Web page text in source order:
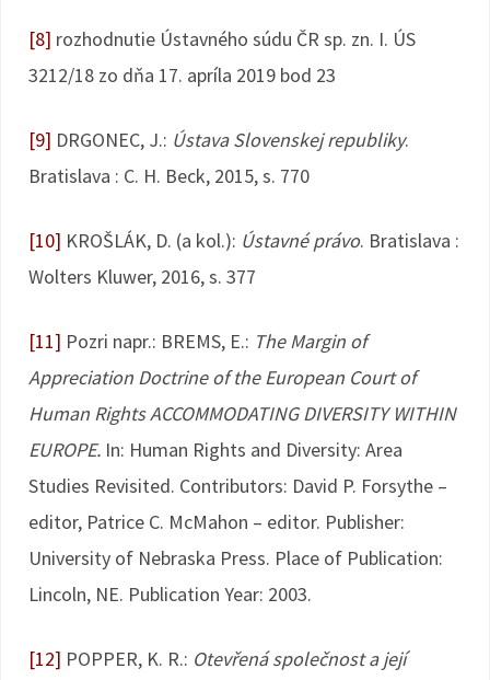
[8] rozhodnutie Ústavného súdu ČR sp. zn. I. ÚS
3212/18 zo dňa 17. apríla 2019 bod 23
[9] DRGONEC, J.: Ústava Slovenskej republiky.
Bratislava : C. H. Beck, 2015, s. 770
[10] KROŠLÁK, D. (a kol.): Ústavné právo. Bratislava :
Wolters Kluwer, 2016, s. 377
[11] Pozri napr.: BREMS, E.: The Margin of
Appreciation Doctrine of the European Court of
Human Rights ACCOMMODATING DIVERSITY WITHIN
EUROPE. In: Human Rights and Diversity: Area
Studies Revisited. Contributors: David P. Forsythe –
editor, Patrice C. McMahon – editor. Publisher:
University of Nebraska Press. Place of Publication:
Lincoln, NE. Publication Year: 2003.
[12] POPPER, K. R.: Otevřená společnost a její